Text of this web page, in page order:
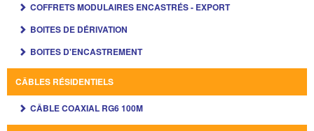
COFFRETS MODULAIRES ENCASTRÉS - EXPORT
BOITES DE DÉRIVATION
BOITES D'ENCASTREMENT
CÂBLES RÉSIDENTIELS
CÂBLE COAXIAL RG6 100M